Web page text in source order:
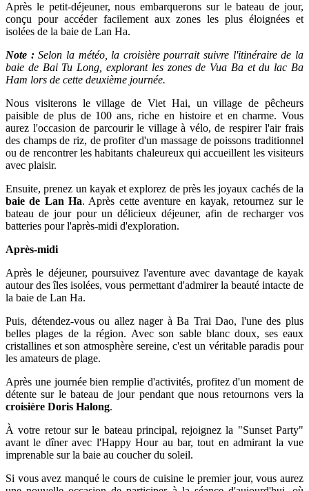
Après le petit-déjeuner, nous embarquerons sur le bateau de jour,
conçu pour accéder facilement aux zones les plus éloignées et
isolées de la baie de Lan Ha.
Note :Selon la météo, la croisière pourrait suivre l'itinéraire de la
baie de Bai Tu Long, explorant les zones de Vua Ba et du lac Ba
Ham lors de cette deuxième journée.
Nous visiterons le village de Viet Hai, un village de pêcheurs
paisible de plus de 100 ans, riche en histoire et en charme. Vous
aurez l'occasion de parcourir le village à vélo, de respirer l'air frais
des champs de riz, de profiter d'un massage de poissons traditionnel
ou de rencontrer les habitants chaleureux qui accueillent les visiteurs
avec plaisir.
Ensuite, prenez un kayak et explorez de près les joyaux cachés de la
baie de Lan Ha. Après cette aventure en kayak, retournez sur le
bateau de jour pour un délicieux déjeuner, afin de recharger vos
batteries pour l'après-midi d'exploration.
Après-midi
Après le déjeuner, poursuivez l'aventure avec davantage de kayak
autour des îles isolées, vous permettant d'admirer la beauté intacte de
la baie de Lan Ha.
Puis, détendez-vous ou allez nager à Ba Trai Dao, l'une des plus
belles plages de la région. Avec son sable blanc doux, ses eaux
cristallines et son atmosphère sereine, c'est un véritable paradis pour
les amateurs de plage.
Après une journée bien remplie d'activités, profitez d'un moment de
détente sur le bateau de jour pendant que nous retournons vers la
croisière Doris Halong.
À votre retour sur le bateau principal, rejoignez la "Sunset Party"
avant le dîner avec l'Happy Hour au bar, tout en admirant la vue
imprenable sur la baie au coucher du soleil.
Si vous avez manqué le cours de cuisine le premier jour, vous aurez